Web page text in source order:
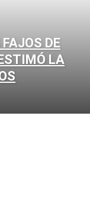
DE
LA